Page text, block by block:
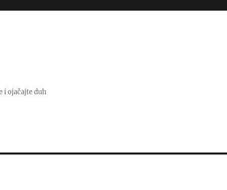
i ojačajte duh